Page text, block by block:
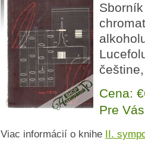
Cena:
Pre
Viac informácií o knihe II.